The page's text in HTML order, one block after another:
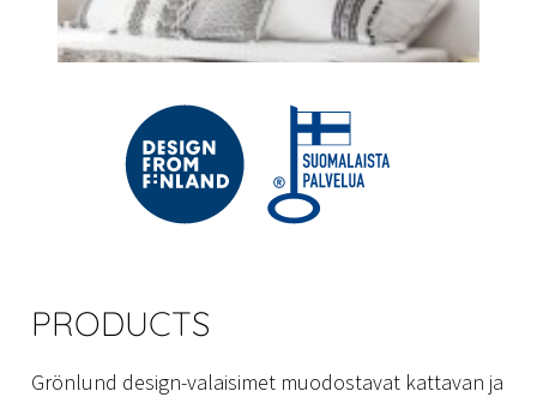
PRODUCTS
Grönlund design-valaisimet muodostavat kattavan ja